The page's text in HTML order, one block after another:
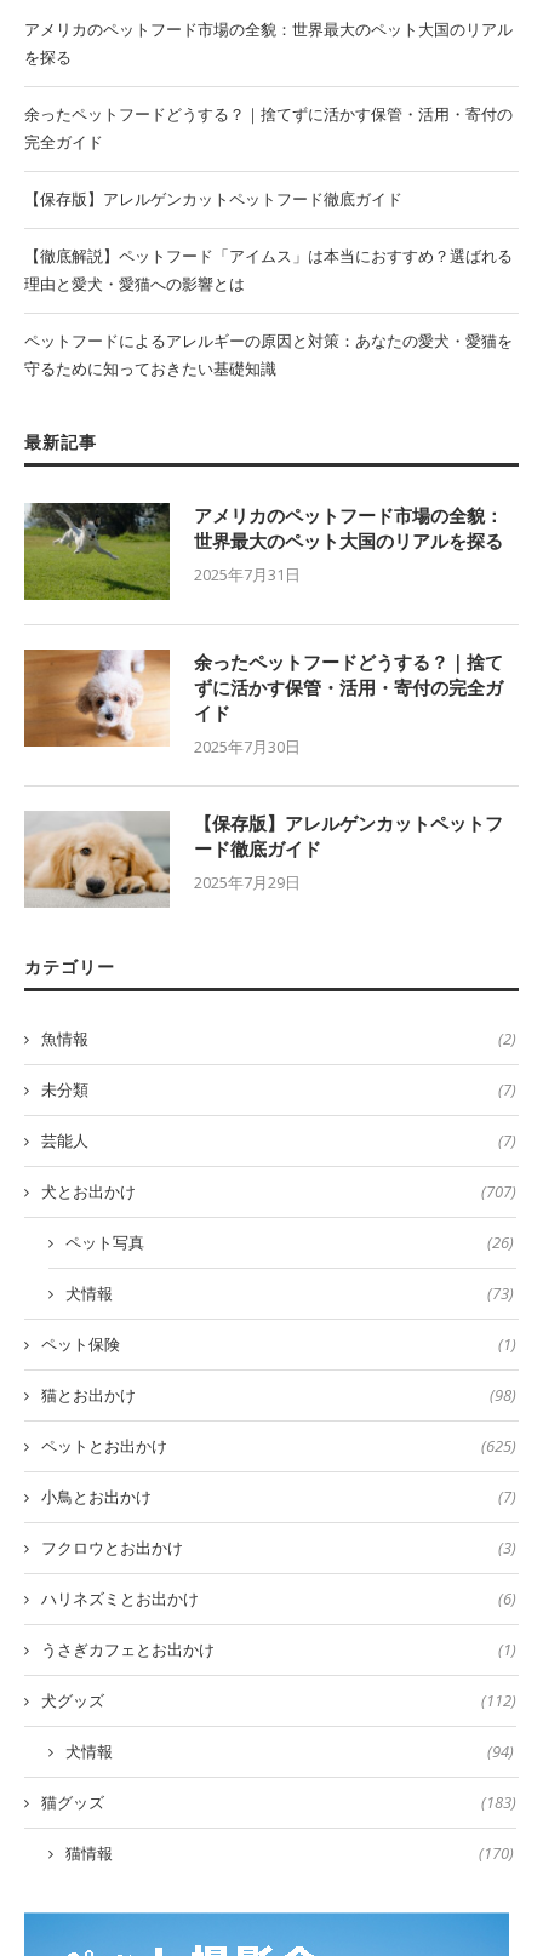
アメリカのペットフード市場の全貌：世界最大のペット大国のリアル
を探る
余ったペットフードどうする？｜捨てずに活かす保管・活用・寄付の
完全ガイド
【保存版】アレルゲンカットペットフード徹底ガイド
【徹底解説】ペットフード「アイムス」は本当におすすめ？選ばれる
理由と愛犬・愛猫への影響とは
ペットフードによるアレルギーの原因と対策：あなたの愛犬・愛猫を
守るために知っておきたい基礎知識
最新記事
アメリカのペットフード市場の全貌：
世界最大のペット大国のリアルを探る
2025年7月31日
余ったペットフードどうする？｜捨て
ずに活かす保管・活用・寄付の完全ガ
イド
2025年7月30日
【保存版】アレルゲンカットペットフ
ード徹底ガイド
2025年7月29日
カテゴリー
魚情報 (2)
未分類 (7)
芸能人 (7)
犬とお出かけ (707)
ペット写真 (26)
犬情報 (73)
ペット保険 (1)
猫とお出かけ (98)
ペットとお出かけ (625)
小鳥とお出かけ (7)
フクロウとお出かけ (3)
ハリネズミとお出かけ (6)
うさぎカフェとお出かけ (1)
犬グッズ (112)
犬情報 (94)
猫グッズ (183)
猫情報 (170)